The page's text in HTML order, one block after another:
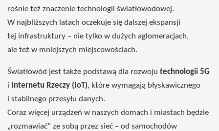
rośnie też znaczenie technologii światłowodowej.
W najbliższych latach oczekuje się dalszej ekspansji
tej infrastruktury – nie tylko w dużych aglomeracjach,
ale też w mniejszych miejscowościach.
Światłowód jest także podstawą dla rozwoju technologii 5G
i
Internetu Rzeczy (IoT), które wymagają błyskawicznego
i stabilnego przesyłu danych.
Coraz więcej urządzeń w naszych domach i miastach będzie
„rozmawiać” ze sobą przez sieć – od samochodów